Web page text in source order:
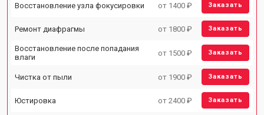
Восстановление узла фокусировки от 1400 ₽ Заказать
Ремонт диафрагмы от 1800 ₽ Заказать
Восстановление после попадания
влаги
от 1500 ₽ Заказать
Чистка от пыли от 1900 ₽ Заказать
Юстировка от 2400 ₽ Заказать